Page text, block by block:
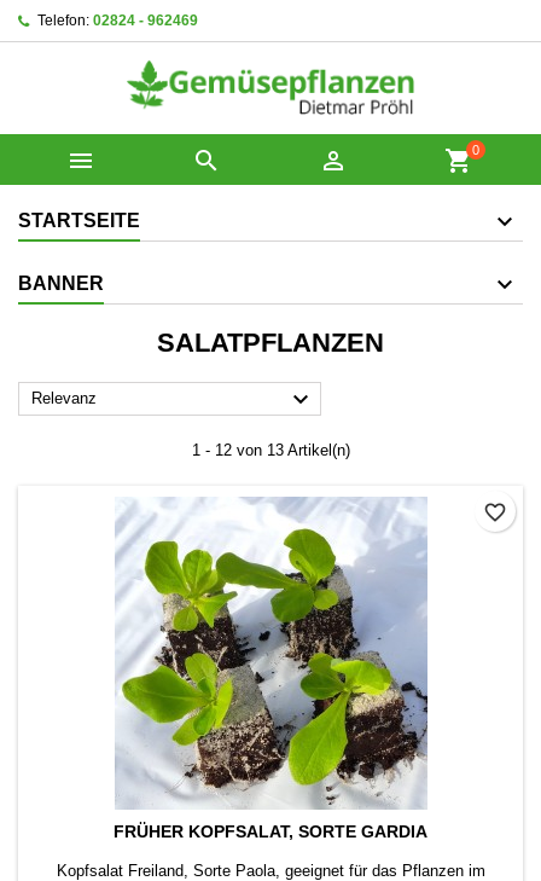
Telefon: 02824 - 962469
   shopping_cart0
STARTSEITE
BANNER
SALATPFLANZEN
Relevanz 
1 - 12 von 13 Artikel(n)
FRÜHER KOPFSALAT, SORTE GARDIA
Kopfsalat Freiland, Sorte Paola, geeignet für das Pflanzen im
favorite_border